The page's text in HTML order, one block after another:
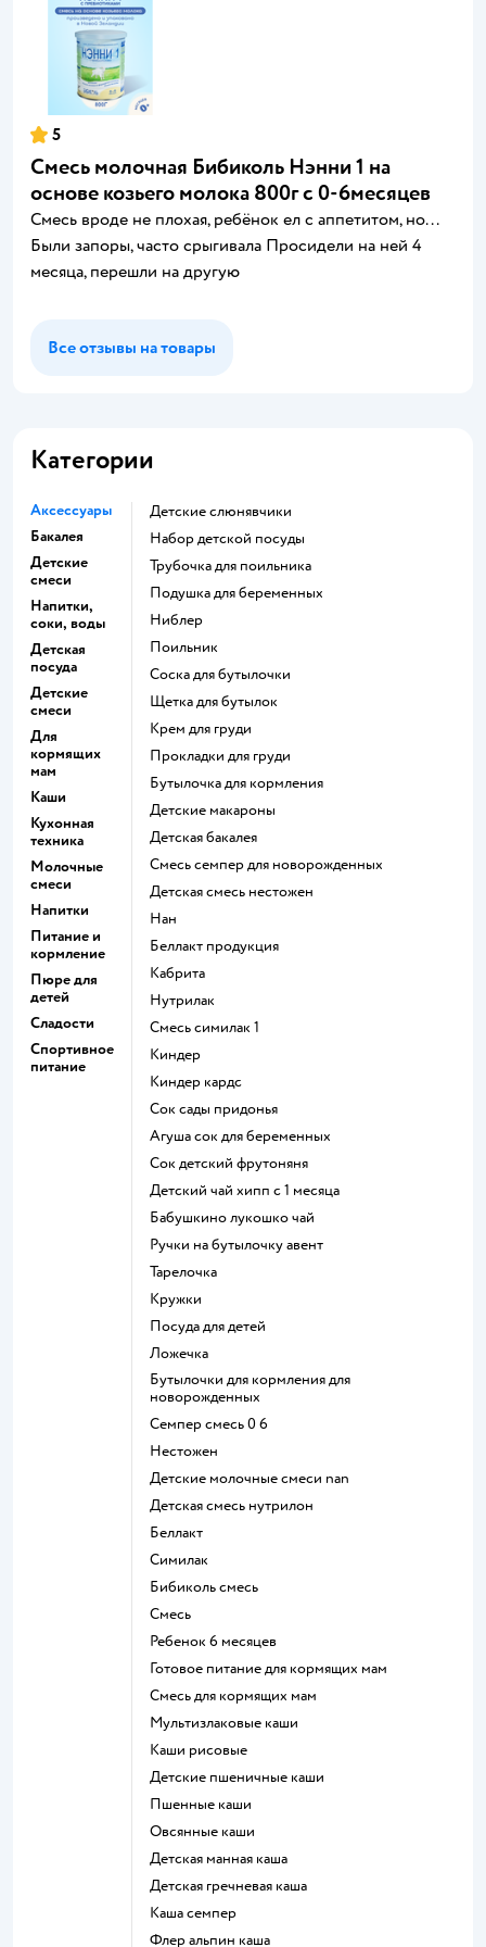
5
Смесь молочная Бибиколь Нэнни 1 на
основе козьего молока 800г с 0-6месяцев
Смесь вроде не плохая, ребёнок ел с аппетитом, но...
Были запоры, часто срыгивала Просидели на ней 4
месяца, перешли на другую
Все отзывы на товары
Категории
Аксессуары
Бакалея
Детские
смеси
Напитки,
соки, воды
Детская
посуда
Детские
смеси
Для
кормящих
мам
Каши
Кухонная
техника
Молочные
смеси
Напитки
Питание и
кормление
Пюре для
детей
Сладости
Спортивное
питание
Детские слюнявчики
набор детской посуды
трубочка для поильника
подушка для беременных
ниблер
поильник
соска для бутылочки
щетка для бутылок
крем для груди
прокладки для груди
бутылочка для кормления
детские макароны
детская бакалея
смесь семпер для новорожденных
детская смесь нестожен
нан
беллакт продукция
кабрита
нутрилак
смесь симилак 1
киндер
киндер кардс
сок сады придонья
агуша сок для беременных
сок детский фрутоняня
детский чай хипп с 1 месяца
бабушкино лукошко чай
ручки на бутылочку авент
тарелочка
кружки
посуда для детей
ложечка
бутылочки для кормления для
новорожденных
семпер смесь 0 6
нестожен
Детские молочные смеси nan
детская смесь нутрилон
беллакт
симилак
бибиколь смесь
смесь
ребенок 6 месяцев
готовое питание для кормящих мам
смесь для кормящих мам
Мультизлаковые каши
Каши рисовые
Детские пшеничные каши
Пшенные каши
овсянные каши
детская манная каша
детская гречневая каша
каша семпер
флер альпин каша